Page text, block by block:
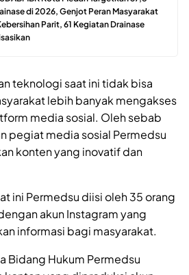
di 2026, Genjot Peran Masyarakat
Parit, 61 Kegiatan Drainase
teknologi saat ini tidak bisa
lebih banyak mengakses
media sosial. Oleh sebab
pegiat media sosial Permedsu
konten yang inovatif dan
ini Permedsu diisi oleh 35 orang
akun Instagram yang
informasi bagi masyarakat.
Bidang Hukum Permedsu